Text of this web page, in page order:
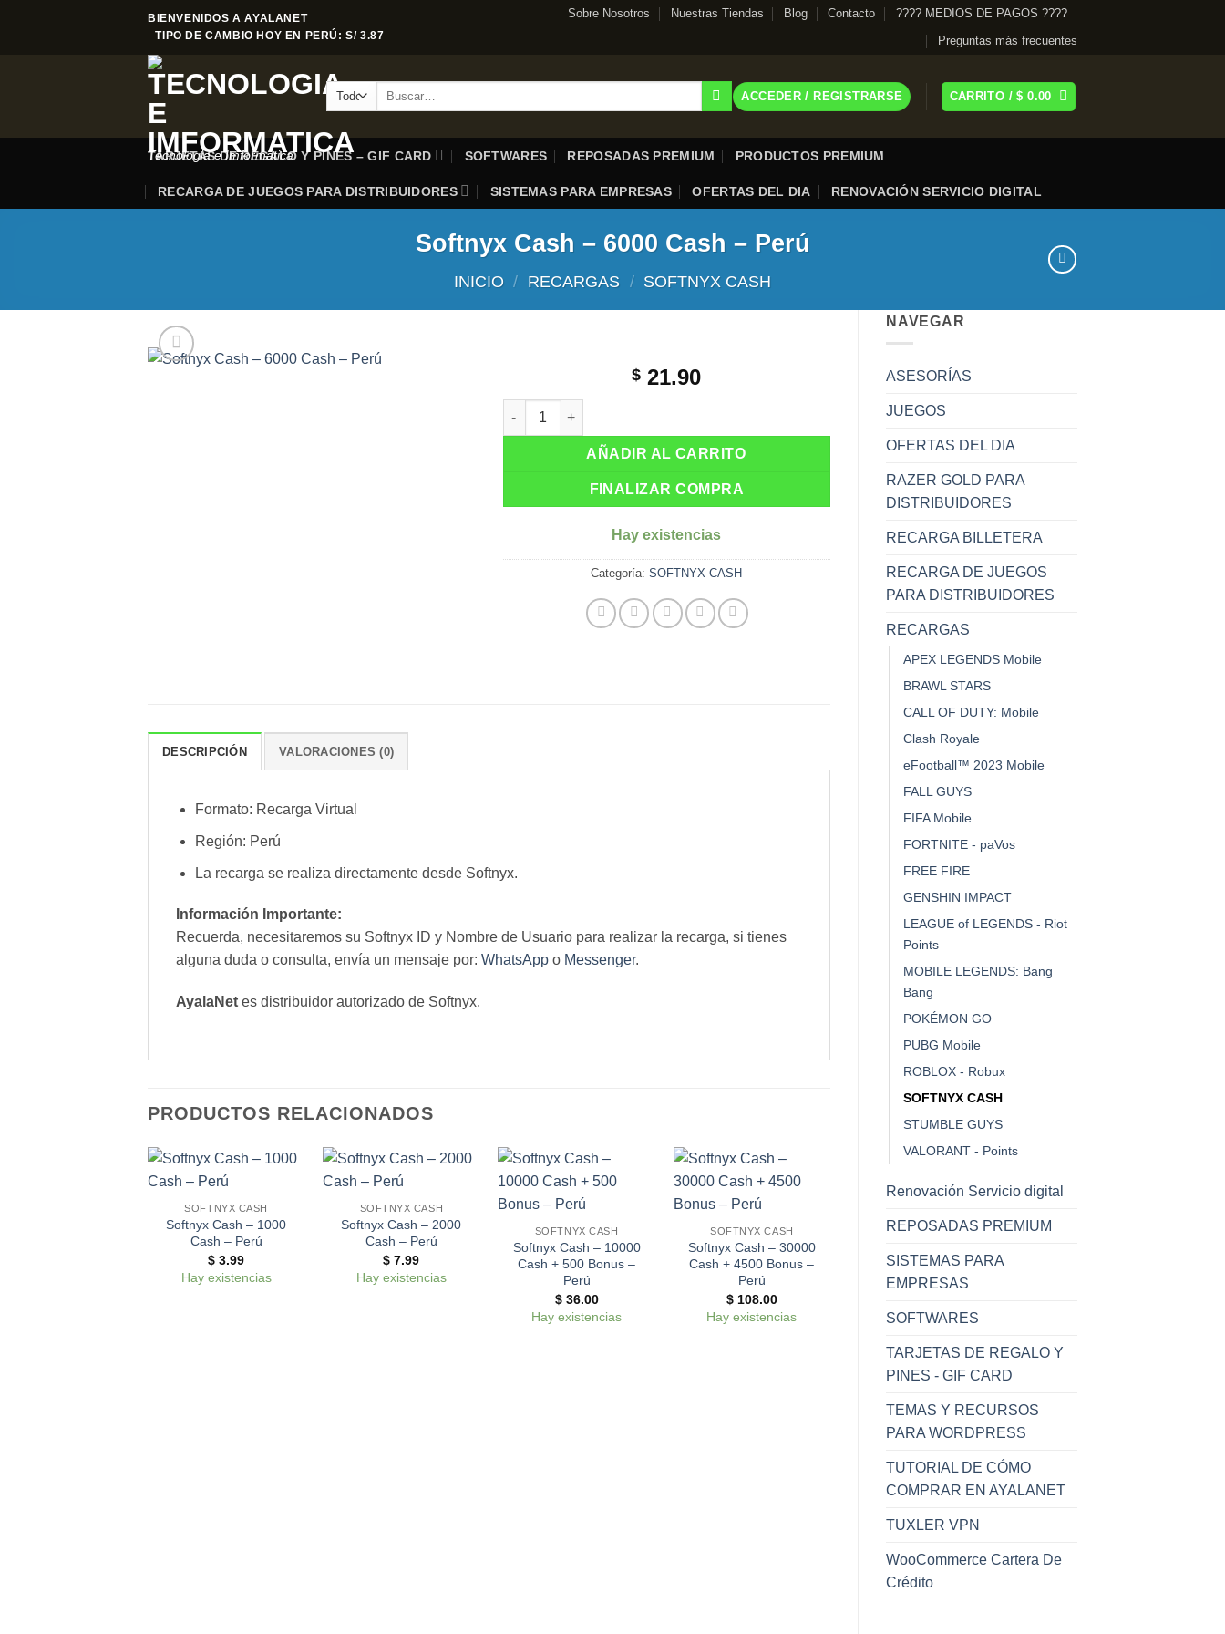
BIENVENIDOS A AYALANET
TIPO DE CAMBIO HOY EN PERÚ: S/ 3.87
Sobre Nosotros Nuestras Tiendas Blog Contacto
???? MEDIOS DE PAGOS ????
Preguntas más frecuentes
Tecnologia e Imformatica
Buscar
ACCEDER / REGISTRARSE CARRITO /$ 0.00
TARJETAS DE REGALO Y PINES – GIF CARD SOFTWARES REPOSADAS PREMIUM PRODUCTOS PREMIUM
RECARGA DE JUEGOS PARA DISTRIBUIDORES SISTEMAS PARA EMPRESAS OFERTAS DEL DIA RENOVACIÓN SERVICIO DIGITAL
Softnyx Cash – 6000 Cash – Perú
INICIO / RECARGAS / SOFTNYX CASH
NAVEGAR
ASESORÍAS
JUEGOS
OFERTAS DEL DIA
RAZER GOLD PARA
DISTRIBUIDORES
RECARGA BILLETERA
RECARGA DE JUEGOS
PARA DISTRIBUIDORES
RECARGAS
APEX LEGENDS Mobile
BRAWL STARS
CALL OF DUTY: Mobile
Clash Royale
eFootball™ 2023 Mobile
FALL GUYS
FIFA Mobile
FORTNITE - paVos
FREE FIRE
GENSHIN IMPACT
LEAGUE of LEGENDS - Riot
Points
MOBILE LEGENDS: Bang
Bang
POKÉMON GO
PUBG Mobile
ROBLOX - Robux
SOFTNYX CASH
STUMBLE GUYS
VALORANT - Points
Renovación Servicio digital
REPOSADAS PREMIUM
SISTEMAS PARA
EMPRESAS
SOFTWARES
TARJETAS DE REGALO Y
PINES - GIF CARD
TEMAS Y RECURSOS
PARA WORDPRESS
TUTORIAL DE CÓMO
COMPRAR EN AYALANET
TUXLER VPN
WooCommerce Cartera De
Crédito
$ 21.90
Softnyx Cash – 6000 Cash – Perú cantidad
AÑADIR AL CARRITO
FINALIZAR COMPRA
Hay existencias
Categoría:SOFTNYX CASH
DESCRIPCIÓN VALORACIONES (0)
Formato: Recarga Virtual
Región: Perú
La recarga se realiza directamente desde Softnyx.
Información Importante:
Recuerda, necesitaremos su Softnyx ID y Nombre de Usuario para realizar la recarga, si tienes
alguna duda o consulta, envía un mensaje por: WhatsApp o Messenger.
AyalaNet es distribuidor autorizado de Softnyx.
PRODUCTOS RELACIONADOS
SOFTNYX CASH
Softnyx Cash – 1000
Cash – Perú
$ 3.99
Hay existencias
SOFTNYX CASH
Softnyx Cash – 2000
Cash – Perú
$ 7.99
Hay existencias
SOFTNYX CASH
Softnyx Cash – 10000
Cash + 500 Bonus –
Perú
$36.00
Hay existencias
SOFTNYX CASH
Softnyx Cash – 30000
Cash + 4500 Bonus –
Perú
$108.00
Hay existencias
Softnyx Cash – 4000
$14.99
Hay existencias